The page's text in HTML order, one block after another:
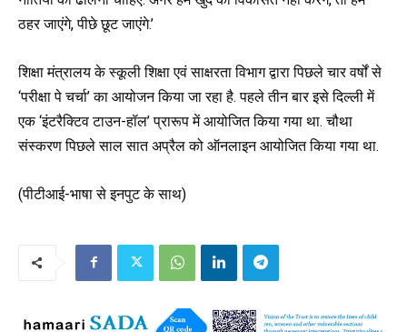
ठहर जाएंगे, पीछे छूट जाएंगे.’
शिक्षा मंत्रालय के स्कूली शिक्षा एवं साक्षरता विभाग द्वारा पिछले चार वर्षों से
‘परीक्षा पे चर्चा’ का आयोजन किया जा रहा है. पहले तीन बार इसे दिल्ली में
एक ‘इंटरैक्टिव टाउन-हॉल’ प्रारूप में आयोजित किया गया था. चौथा
संस्करण पिछले साल सात अप्रैल को ऑनलाइन आयोजित किया गया था.
(पीटीआई-भाषा से इनपुट के साथ)